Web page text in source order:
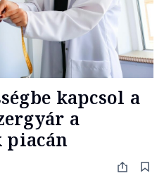
kapcsol a
a
piacán